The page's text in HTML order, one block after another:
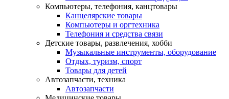
Компьютеры, телефония, канцтовары
Канцелярские товары
Компьютеры и оргтехника
Телефония и средства связи
Детские товары, развлечения, хобби
Музыкальные инструменты, оборудование
Отдых, туризм, спорт
Товары для детей
Автозапчасти, техника
Автозапчасти